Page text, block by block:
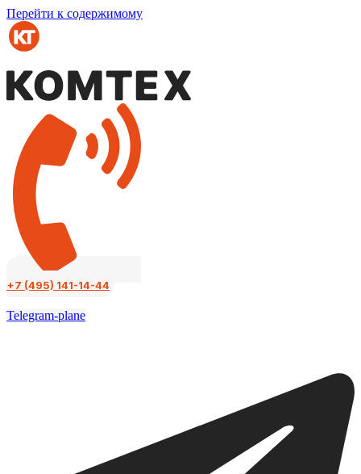
Перейти к содержимому
+7 (495) 141-14-44
Telegram-plane